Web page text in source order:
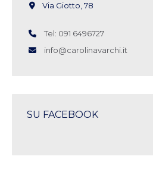
Via Giotto, 78
Tel: 091 6496727
info@carolinavarchi.it
SU FACEBOOK